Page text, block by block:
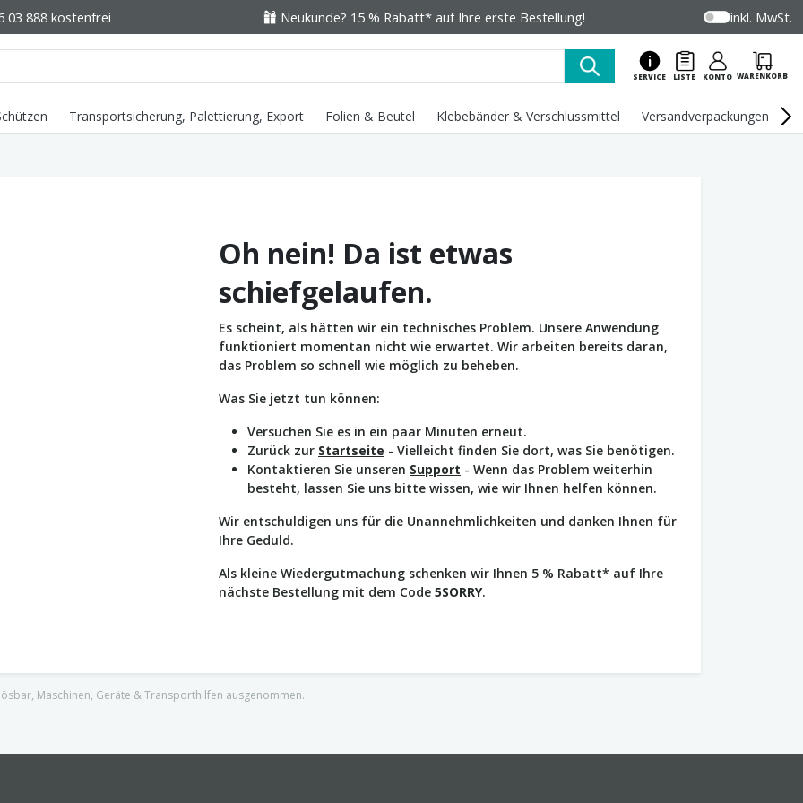
03 888 kostenfrei Neukunde? 15 % Rabatt* auf Ihre erste Bestellung! inkl. MwSt.
SERVICE LISTE KONTO WARENKORB
Transportsicherung, Palettierung, Export Folien & Beutel Klebebänder & Verschlussmittel Versandverpackungen
Oh nein! Da ist etwas
schiefgelaufen.
Es scheint, als hätten wir ein technisches Problem. Unsere Anwendung
funktioniert momentan nicht wie erwartet. Wir arbeiten bereits daran,
das Problem so schnell wie möglich zu beheben.
Was Sie jetzt tun können:
Versuchen Sie es in ein paar Minuten erneut.
Zurück zur Startseite - Vielleicht finden Sie dort, was Sie benötigen.
Kontaktieren Sie unseren Support - Wenn das Problem weiterhin
besteht, lassen Sie uns bitte wissen, wie wir Ihnen helfen können.
Wir entschuldigen uns für die Unannehmlichkeiten und danken Ihnen für
Ihre Geduld.
Als kleine Wiedergutmachung schenken wir Ihnen 5 % Rabatt* auf Ihre
nächste Bestellung mit dem Code 5SORRY.
Maschinen, Geräte & Transporthilfen ausgenommen.